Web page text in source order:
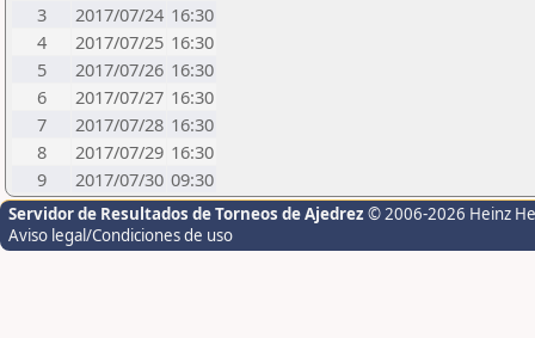
3
2017/07/24 16:30
4
2017/07/25 16:30
5
2017/07/26 16:30
6
2017/07/27 16:30
7
2017/07/28 16:30
8
2017/07/29 16:30
9
2017/07/30 09:30
Servidor de Resultados de Torneos de Ajedrez © 2006-2026 Heinz
Aviso legal/Condiciones de uso